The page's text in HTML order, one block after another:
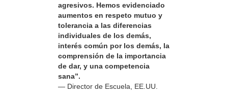
agresivos. Hemos evidenciado
aumentos en respeto mutuo y
tolerancia a las diferencias
individuales de los demás,
interés común por los demás, la
comprensión de la importancia
de dar, y una competencia
sana”.
— Director de Escuela, EE.UU.